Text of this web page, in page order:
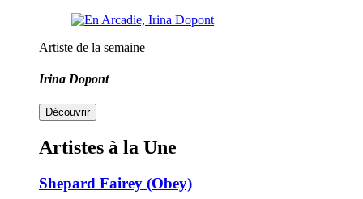
Artiste de la semaine
Irina Dopont
Découvrir
Artistes à la Une
Shepard Fairey (Obey)